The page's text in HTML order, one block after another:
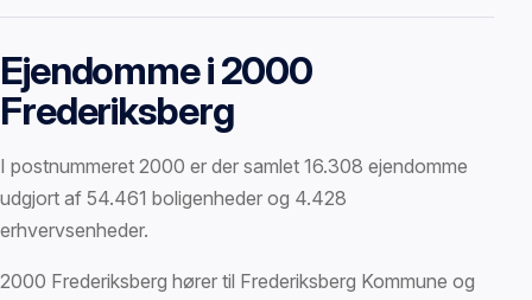
Ejendomme i 2000
Frederiksberg
I postnummeret 2000 er der samlet 16.308 ejendomme
udgjort af 54.461 boligenheder og 4.428
erhvervsenheder.
2000 Frederiksberg hører til Frederiksberg Kommune og